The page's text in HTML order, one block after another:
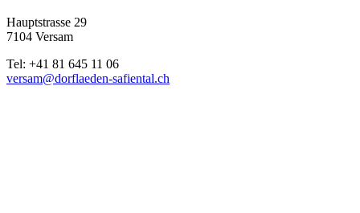
Hauptstrasse 29
7104 Versam
Tel: +41 81 645 11 06
versam@dorflaeden-safiental.ch